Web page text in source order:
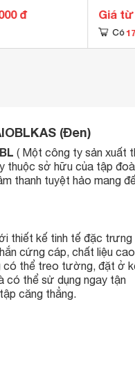
đ Giá từ
Có
(Đen)
( Một công ty sản xuất
thuộc sở hữu của tập
thanh tuyệt hảo mang
thiết kế tinh tế đặc trưng
cứng cáp, chất liệu cao
có thể treo tường, đặt ở
có thể sử dụng ngay tận
căng thẳng.